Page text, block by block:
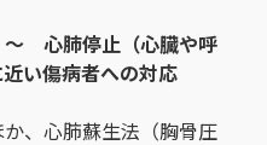
心肺停止（心臓や呼
い傷病者への対応
、心肺蘇生法（胸骨圧